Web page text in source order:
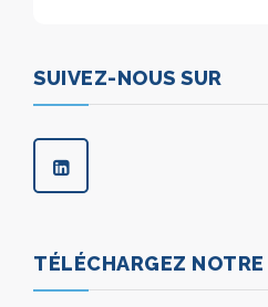
SUIVEZ-NOUS SUR
TÉLÉCHARGEZ